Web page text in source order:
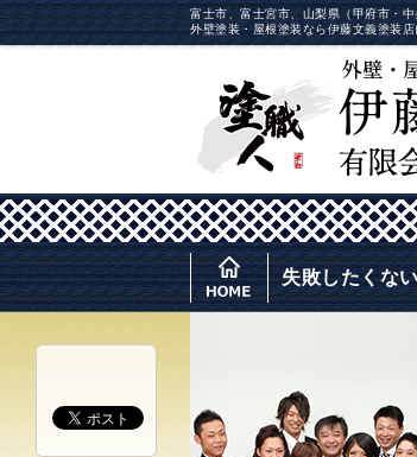
富士市、富士宮市、山梨県（甲府市・
外壁塗装・屋根塗装なら伊藤文義塗装
失敗したくな